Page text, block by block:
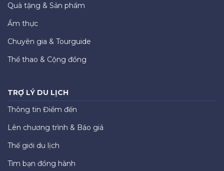
Quà tặng & Sản phẩm
Ẩm thực
Chuyên gia & Tourguide
Thể thao & Cộng đồng
TRỢ LÝ DU LỊCH
Thông tin Điểm đến
Lên chương trình & Báo giá
Thế giới du lịch
Tìm bạn đồng hành